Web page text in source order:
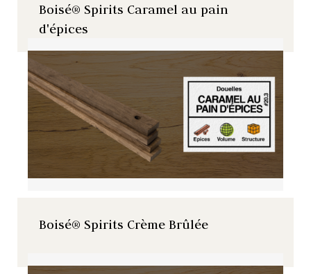
Boisé® Spirits Caramel au pain
d'épices
Boisé® Spirits Crème Brûlée